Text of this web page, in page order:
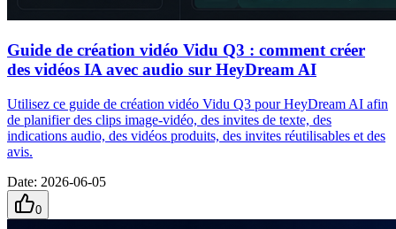
Guide de création vidéo Vidu Q3 : comment créer
des vidéos IA avec audio sur HeyDream AI
Utilisez ce guide de création vidéo Vidu Q3 pour HeyDream AI afin
de planifier des clips image-vidéo, des invites de texte, des
indications audio, des vidéos produits, des invites réutilisables et des
avis.
Date: 2026-06-05
0